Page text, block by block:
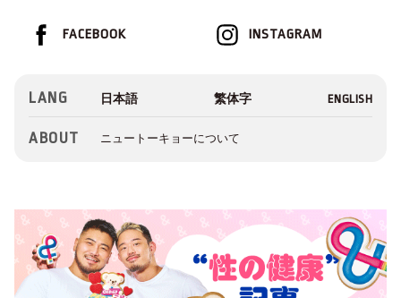
INSTAGRAM
FACEBOOK
LANG
ABOUT ニュートーキョーについて